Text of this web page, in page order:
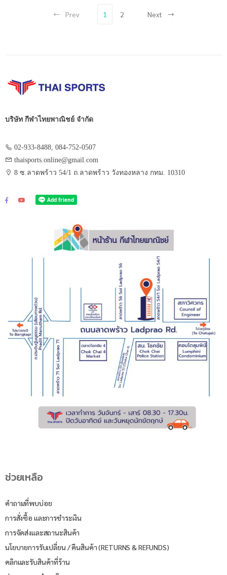
Prev
1 2 Next
บริษัท กีฬาไทยพาณิชย์ จำกัด
02-933-8488, 084-752-0507
thaisports.online@gmail.com
8 ซ.ลาดพร้าว 54/1 ถ.ลาดพร้าว วังทองหลาง กทม. 10310
ช่วยเหลือ
คำถามที่พบบ่อย
การสั่งซื้อ และการชำระเงิน
การจัดส่งและสถานะสินค้า
นโยบายการรับเปลี่ยน / คืนสินค้า (RETURNS & REFUNDS)
คลิกและรับสินค้าที่ร้าน